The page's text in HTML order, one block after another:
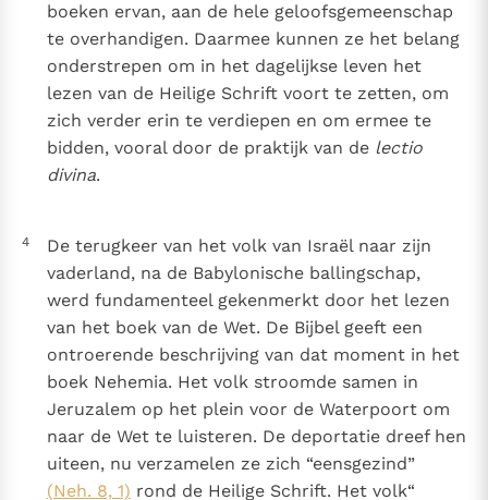
boeken ervan, aan de hele geloofsgemeenschap
te overhandigen. Daarmee kunnen ze het belang
onderstrepen om in het dagelijkse leven het
lezen van de Heilige Schrift voort te zetten, om
zich verder erin te verdiepen en om ermee te
bidden, vooral door de praktijk van de lectio
divina.
4
De terugkeer van het volk van Israël naar zijn
vaderland, na de Babylonische ballingschap,
werd fundamenteel gekenmerkt door het lezen
van het boek van de Wet. De Bijbel geeft een
ontroerende beschrijving van dat moment in het
boek Nehemia. Het volk stroomde samen in
Jeruzalem op het plein voor de Waterpoort om
naar de Wet te luisteren. De deportatie dreef hen
uiteen, nu verzamelen ze zich “eensgezind”
(Neh. 8, 1) rond de Heilige Schrift. Het volk“